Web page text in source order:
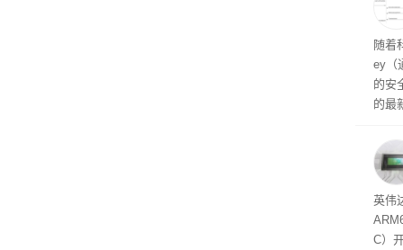
家
这一
（
户
随着
ey（
的安
的最
内
以利
并
在线
件是
软件
态
英伟
C）